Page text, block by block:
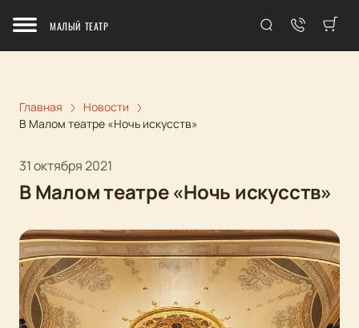
МАЛЫЙ ТЕАТР
Главная
Новости
В Малом театре «Ночь искусств»
31 октября 2021
В Малом театре «Ночь искусств»